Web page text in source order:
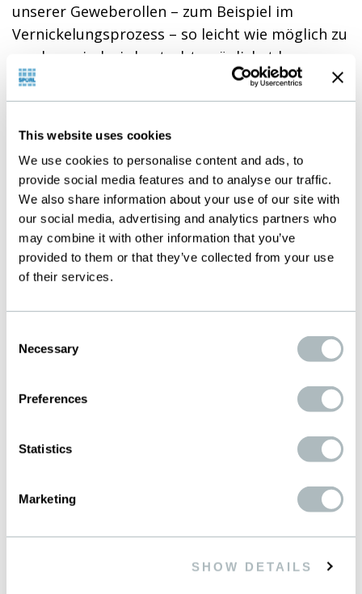
This website uses cookies
We use cookies to personalise content and ads, to
provide social media features and to analyse our traffic.
We also share information about your use of our site with
our social media, advertising and analytics partners who
may combine it with other information that you’ve
provided to them or that they’ve collected from your use
of their services.
Selection
Necessary
Preferences
Statistics
Marketing
SHOW DETAILS
unserer Geweberollen – zum Beispiel im
Vernickelungsprozess – so leicht wie möglich zu
machen, sind wir bestrebt, möglichst lange
Geweberollen zu liefern.
Siebdruck entscheidend ist für ein sauberes
Druckbild, liefern wir unsere Rollen kalandriert
– und das mit einer Präzision von plus/minus
0.001 Millimeter.
Ein eigens adaptiertes, breites Sortiment an
Siebdruckgeweben widmet sich speziell den
besonders gefragten Anforderungen dieser
Anwendungsklasse. Darüber hinaus entwickeln
Einzelanfertigung nach Kundenwunsch.
Höchste Maschenpräzision
Homogene und saubere
Überdurchschnittlich hohe Streckgrenze